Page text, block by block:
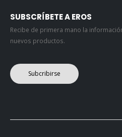
SUBSCRÍBETE A EROS
Recibe de primera mano la
nuevos productos.
Subcribirse